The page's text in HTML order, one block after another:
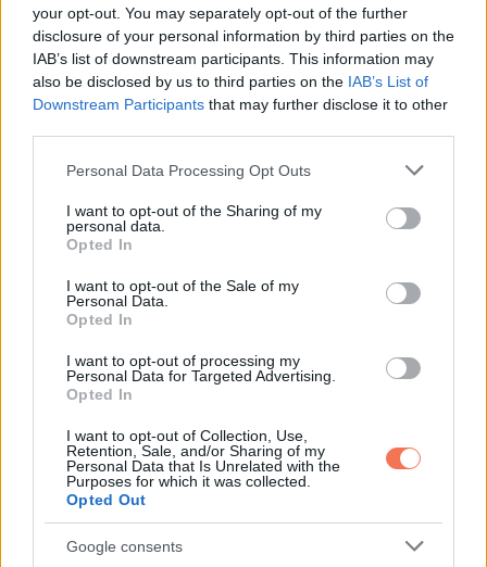
your opt-out. You may separately opt-out of the further
disclosure of your personal information by third parties on the
IAB’s list of downstream participants. This information may
also be disclosed by us to third parties on the IAB’s List of
Downstream Participants that may further disclose it to other
Please note that this website/app uses one or more Google
not limited to your visit or usage behaviour. You may click to
grant or deny consent to Google and its third-party tags to
use your data for below specified purposes in below Google
consent section.
Personal Data Processing Opt Outs
I want to opt-out of the Sharing of my
personal data.
Opted In
I want to opt-out of the Sale of my
Personal Data.
Opted In
I want to opt-out of processing my
Personal Data for Targeted Advertising.
Opted In
I want to opt-out of Collection, Use,
Retention, Sale, and/or Sharing of my
Personal Data that Is Unrelated with the
Purposes for which it was collected.
Opted Out
Google consents
Néha tényleg nem a tojás a lényeg. Hanem az, hogy közös
ritmust találunk, és olyan új szokásokat alakítunk ki, amik már
kettőnkről szólnak, nem a múltról.
Oszd meg ezt a posztot:
via
A feleségem 52 évig zárva tartotta a
padlást, amikor megtudtam az okát,
minden megváltozott